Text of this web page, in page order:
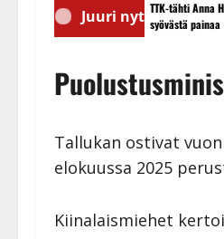
Juuri nyt
TTK-tähti Anna Hanski
syövästä painaa
Tallukan ostivat
elokuussa 2025
Kiinalaismiehet